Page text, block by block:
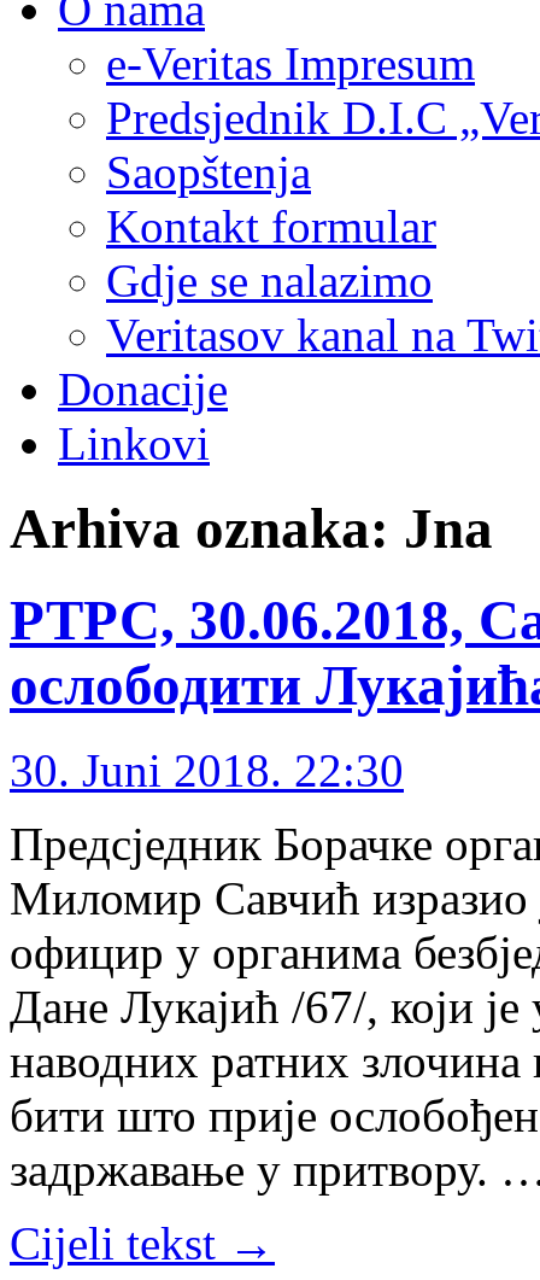
e-Veritas Impresum
Predsjednik D.I.C
Saopštenja
Kontakt formular
Gdje se nalazimo
Veritasov kanal na
Donacije
Linkovi
Arhiva oznaka: Jna
РТРС, 30.06.2018,
ослободити
30. Juni 2018. 22:30
Предсједник Борачке
Миломир Савчић изразио
официр у органима
Дане Лукајић /67/, који
наводних ратних
бити што прије
задржавање у притвору.
Cijeli tekst →